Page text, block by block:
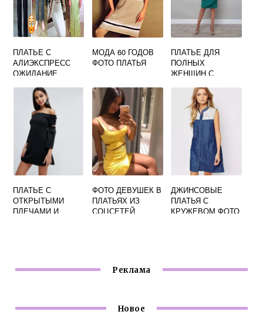
ПЛАТЬЕ С
АЛИЭКСПРЕСС
ОЖИДАНИЕ
ФОТО
МОДА 60 ГОДОВ
ФОТО ПЛАТЬЯ
ПЛАТЬЕ ДЛЯ
ПОЛНЫХ
ЖЕНЩИН С
ПЛАТЬЕ С
ОТКРЫТЫМИ
ПЛЕЧАМИ И
ФОТО ДЕВУШЕК В
ПЛАТЬЯХ ИЗ
СОЦСЕТЕЙ
ДЖИНСОВЫЕ
ПЛАТЬЯ С
КРУЖЕВОМ ФОТО
Реклама
Новое